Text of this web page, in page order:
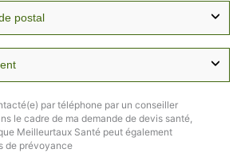
par téléphone par un conseiller
le cadre de ma demande de devis santé,
Meilleurtaux Santé peut également
de prévoyance